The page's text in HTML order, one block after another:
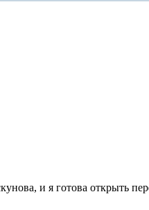
и я готова открыть